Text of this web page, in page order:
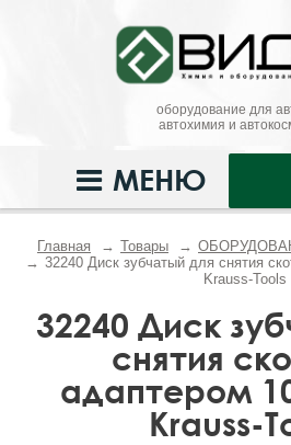
оборудование для
автохимия и
МЕНЮ
Главная Товары
32240 Диск зубчатый для снятия
Krauss-Tools
32240 Диск
снятия
адаптером
Krauss-